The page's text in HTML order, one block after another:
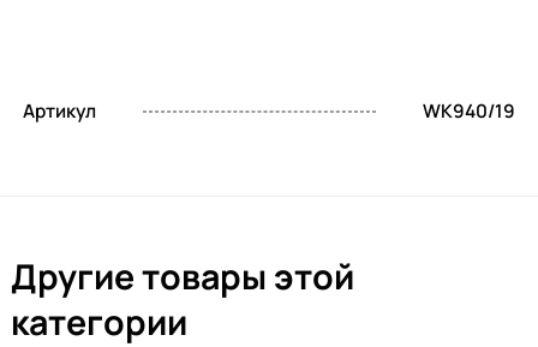
Артикул WK940/19
Другие товары этой
категории